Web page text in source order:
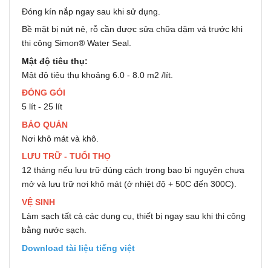
Đóng kín nắp ngay sau khi sử dụng.
Bề mặt bị nứt nẻ, rỗ cần được sửa chữa dặm vá trước khi
thi công Simon® Water Seal.
Mật độ tiêu thụ:
Mật độ tiêu thụ khoảng 6.0 - 8.0 m2 /lít.
ĐÓNG GÓI
5 lít - 25 lít
BẢO QUẢN
Nơi khô mát và khô.
LƯU TRỮ - TUỔI THỌ
12 tháng nếu lưu trữ đúng cách trong bao bì nguyên chưa
mở và lưu trữ nơi khô mát (ở nhiệt độ + 50C đến 300C).
VỆ SINH
Làm sạch tất cả các dụng cụ, thiết bị ngay sau khi thi công
bằng nước sạch.
Download tài liệu tiếng việt